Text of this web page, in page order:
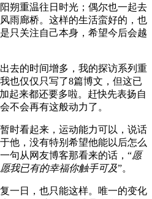
朔重温往日时光；偶尔也一起去
雨廊桥。这样的生活蛮好的，也
只关注自己本身，希望今后会越
去的时间增多，我的探访系列重
也仅仅只写了8篇博文，但这已
起来都还要多啦。赶快先表扬自
不会再有这般动力了。
时看起来，运动能力可以，说话
他，没有特别希望他能以后怎么
句从网友博客那看来的话，“愿
我已有的幸福你触手可及”。
一日，也只能这样。唯一的变化